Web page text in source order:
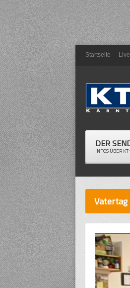
Startseite
DER
INFOS ÜBER KT1